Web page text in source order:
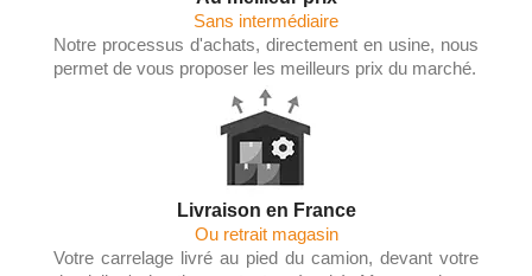
Sans intermédiaire
Notre processus d'achats, directement en usine, nous
permet de vous proposer les meilleurs prix du marché.
Livraison en France
Ou retrait magasin
Votre carrelage livré au pied du camion, devant votre